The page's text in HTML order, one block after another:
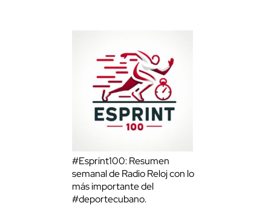
#Esprint100: Resumen
semanal de Radio Reloj con lo
más importante del
#deportecubano.